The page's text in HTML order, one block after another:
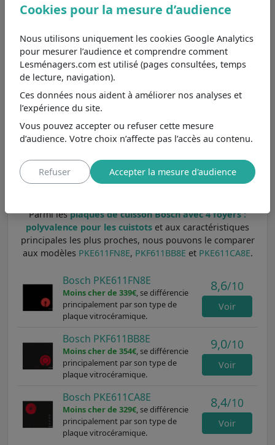
La plaque de cuisson PXY63KHC1E de Bosch est une
solution polyvalente pour ceux qui recherchent une
méthode de cuisson pratique. Avec quatre foyers, elle
permet de préparer plusieurs plats en même temps, ce
qui est idéal pour les dîners en famille ou les occasions
spéciales. Comparée à une plaque à trois foyers, qui
peut sembler insuffisante, cette option offre une plus
grande liberté. Toutefois, pour ceux qui cuisinent
fréquemment pour de grands groupes, une plaque à
cinq foyers serait préférable. Bien que la plaque
peut être légèrement plus long que celui des modèles à
induction. Pour une expérience de cuisson agréable et
Parmi lesplaques de cuisson Bosch avec 4 foyers :
polyvalence pour les cuistots et aux caractéristiques
principales les plus proches, nous pouvons le comparer
aux modèles PKE611FN8E, PKF611BB8E et PKE611CA8E.
Bosch PKE611FN8E
Moins cher de 339€, se différencie
principalement par son type de
plaque vitrocéramique.
8,6/10
Voir
Bosch PKF611BB8E
Moins cher de 354€, se différencie
principalement par son type de
plaque vitrocéramique.
9,0/10
Voir
Bosch PKE611CA8E
Moins cher de 329€, se différencie
principalement par son type de
plaque vitrocéramique.
8,4/10
Voir
Cookies pour la mesure d’audience
Nous utilisons uniquement les cookies Google Analytics
pour mesurer l’audience et comprendre comment
Lesménagers.com est utilisé (pages consultées, temps
de lecture, navigation).
Ces données nous aident à améliorer nos analyses et
l’expérience du site.
Vous pouvez accepter ou refuser cette mesure
d’audience. Votre choix n’affecte pas l’accès au contenu.
Refuser Accepter la mesure d'audience